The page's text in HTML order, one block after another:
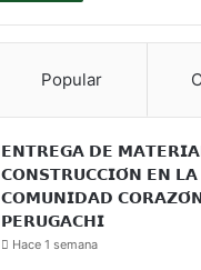
Popular
𝗘𝗡𝗧𝗥𝗘𝗚𝗔 𝗗𝗘
𝗖𝗢𝗡𝗦𝗧𝗥𝗨𝗖𝗖𝗜𝗢́𝗡 𝗘𝗡 𝗟𝗔
𝗖𝗢𝗠𝗨𝗡𝗜𝗗𝗔𝗗
𝗣𝗘𝗥𝗨𝗚𝗔𝗖𝗛𝗜
Hace 1 semana